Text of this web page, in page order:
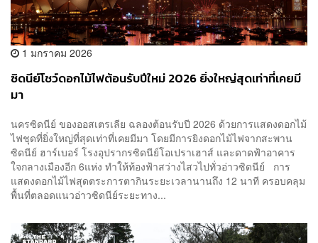
1 มกราคม 2026
ซิดนีย์โชว์ดอกไม้ไฟต้อนรับปีใหม่ 2026 ยิ่งใหญ่สุดเท่าที่เคยมี
มา
นครซิดนีย์ ของออสเตรเลีย ฉลองต้อนรับปี 2026 ด้วยการแสดงดอกไม้
ไฟชุดที่ยิ่งใหญ่ที่สุดเท่าที่เคยมีมา โดยมีการยิงดอกไม้ไฟจากสะพาน
ซิดนีย์ ฮาร์เบอร์ โรงอุปรากรซิดนีย์โอเปราเฮาส์ และดาดฟ้าอาคาร
ใจกลางเมืองอีก 6แห่ง ทำให้ท้องฟ้าสว่างไสวไปทั่วอ่าวซิดนีย์ การ
แสดงดอกไม้ไฟสุดตระการตากินระยะเวลานานถึง 12 นาที ครอบคลุม
พื้นที่ตลอดแนวอ่าวซิดนีย์ระยะทาง...